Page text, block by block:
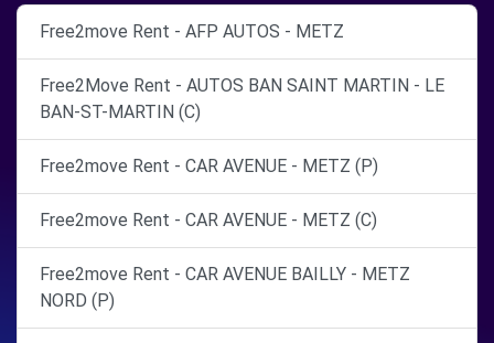
Free2move Rent - AFP AUTOS - METZ
Free2Move Rent - AUTOS BAN SAINT MARTIN - LE
BAN-ST-MARTIN (C)
Free2move Rent - CAR AVENUE - METZ (P)
Free2move Rent - CAR AVENUE - METZ (C)
Free2move Rent - CAR AVENUE BAILLY - METZ
NORD (P)